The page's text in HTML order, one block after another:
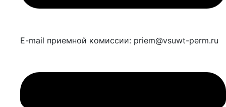
E-mail приемной комиссии: priem@vsuwt-perm.ru